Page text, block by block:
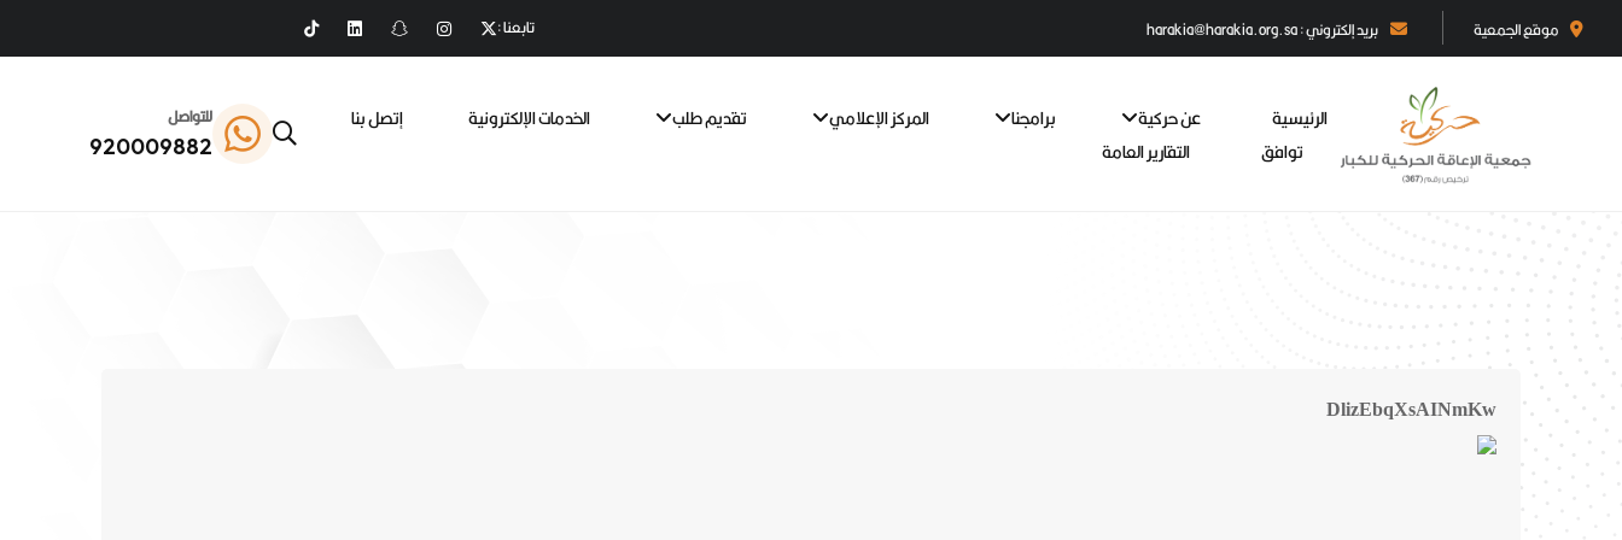
موقع الجمعية بريد إلكتروني : harakia@harakia.org.sa تابعنا :
الرئيسية عن حركية برامجنا المركز الإعلامي تقديم طلب الخدمات الإلكترونية
إتصل بنا
توافق
التقارير العامة
للتواصل
920009882
DlizEbqXsAINmKw